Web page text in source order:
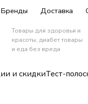
Бренды Доставка
Товары для здоровья и
красоты, диабет товары
и еда без вреда
и скидкиТест-